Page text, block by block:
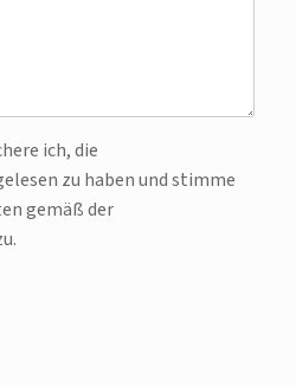
ich, die
zu haben und stimme
gemäß der